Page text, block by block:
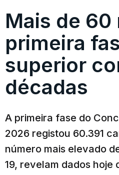
Mais de
primeira
superior
décadas
A primeira fase do
2026 registou 60.391
número mais elevado
19, revelam dados hoje